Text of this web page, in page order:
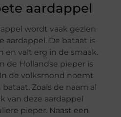
aardappel
wordt vaak gezien
aardappel. De bataat is
en valt erg in de smaak.
de Hollandse pieper is
de volksmond noemt
Zoals de naam al
van deze aardappel
pieper. Naast een